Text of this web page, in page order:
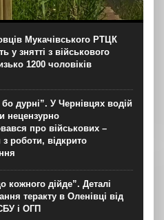
області 7 серпня в
вибухонебезпечний
45-річний чоловік,
Ще дві жінки дістали...
Мукачівського РТЦК
у знятті з військового
1200 чоловіків
дурні”. У Чернівцях водій
нецензурно
про військових –
з роботи, відкрито
кожного дійде”. Деталі
теракту в Оленівці від
і ОГП